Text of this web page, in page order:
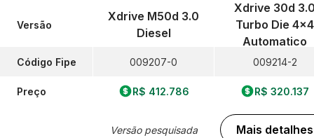
Versão
Código Fipe
Preço
Xdrive M50d 3.0
Diesel
009207-0
R$ 412.786
Versão pesquisada
Xdrive 30d
Turbo Die 4x4
Automatico
009214-2
R$ 320.137
Mais detalhes